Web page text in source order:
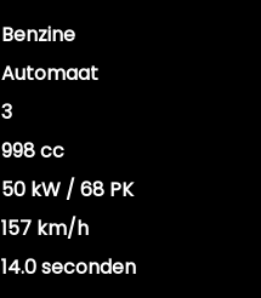
Benzine
Automaat
3
998 cc
50 kW / 68 PK
157 km/h
14.0 seconden